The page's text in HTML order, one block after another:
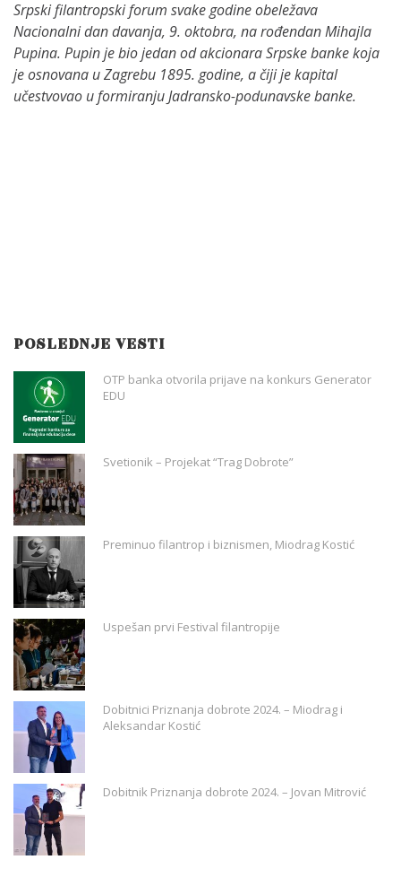
Srpski filantropski forum svake godine obeležava
Nacionalni dan davanja, 9. oktobra, na rođendan Mihajla
Pupina. Pupin je bio jedan od akcionara Srpske banke koja
je osnovana u Zagrebu 1895. godine, a čiji je kapital
učestvovao u formiranju Jadransko-podunavske banke.
POSLEDNJE VESTI
OTP banka otvorila prijave na konkurs Generator
EDU
Svetionik – Projekat “Trag Dobrote”
Preminuo filantrop i biznismen, Miodrag Kostić
Uspešan prvi Festival filantropije
Dobitnici Priznanja dobrote 2024. – Miodrag i
Aleksandar Kostić
Dobitnik Priznanja dobrote 2024. – Jovan Mitrović